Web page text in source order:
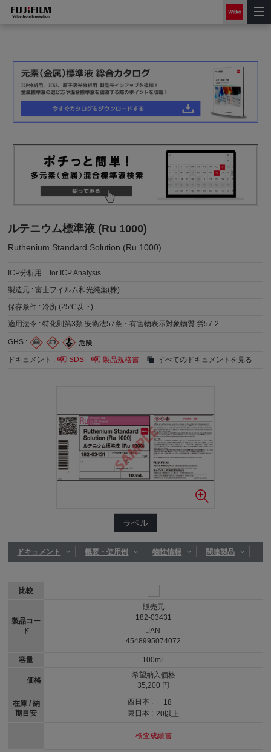
ルテニウム標準液 (Ru 1000)
Ruthenium Standard Solution (Ru 1000)
ICP分析用
for ICP Analysis
製造元 :富士フイルム和光純薬(株)
保存条件 :冷所 (25℃以下)
適用法令 :特化則第3類 安衛法57条・有害物表示対象物質 労57-2
GHS :
ドキュメント : SDS 製品規格書 すべてのドキュメントを見る
ラベル
ドキュメント 概要・使用例 物性情報 関連製品
比較
製品コー
ド
容量
価格
在庫 / 納
期目安
販売元
182-03431
JAN
4548995074072
100mL
希望納入価格
35,200 円
西日本 :
18
東日本 : 20以上
検査成績書